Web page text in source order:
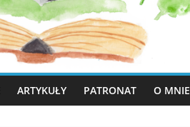
ARTYKUŁY PATRONAT O MNIE